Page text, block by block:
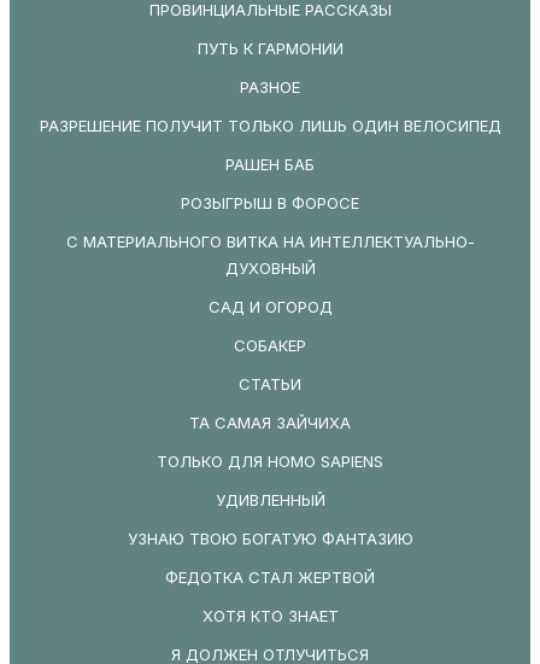
ПРОВИНЦИАЛЬНЫЕ РАССКАЗЫ
ПУТЬ К ГАРМОНИИ
РАЗНОЕ
РАЗРЕШЕНИЕ ПОЛУЧИТ ТОЛЬКО ЛИШЬ ОДИН ВЕЛОСИПЕД
РАШЕН БАБ
РОЗЫГРЫШ В ФОРОСЕ
С МАТЕРИАЛЬНОГО ВИТКА НА ИНТЕЛЛЕКТУАЛЬНО-
ДУХОВНЫЙ
САД И ОГОРОД
СОБАКЕР
СТАТЬИ
ТА САМАЯ ЗАЙЧИХА
ТОЛЬКО ДЛЯ HOMO SAPIENS
УДИВЛЕННЫЙ
УЗНАЮ ТВОЮ БОГАТУЮ ФАНТАЗИЮ
ФЕДОТКА СТАЛ ЖЕРТВОЙ
ХОТЯ КТО ЗНАЕТ
Я ДОЛЖЕН ОТЛУЧИТЬСЯ